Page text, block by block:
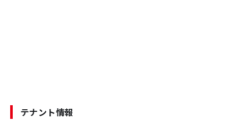
テナント情報